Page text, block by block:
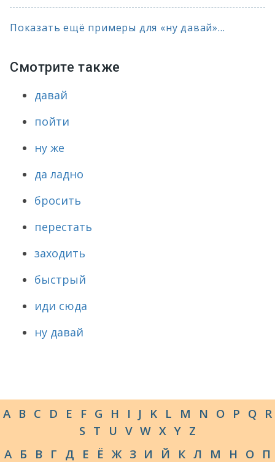
Показать ещё примеры для «ну давай»...
Смотрите также
давай
пойти
ну же
да ладно
бросить
перестать
заходить
быстрый
иди сюда
ну давай
A B C D E F G H I J K L M N O P Q R
S T U V W X Y Z
А Б В Г Д Е Ё Ж З И Й К Л М Н О П